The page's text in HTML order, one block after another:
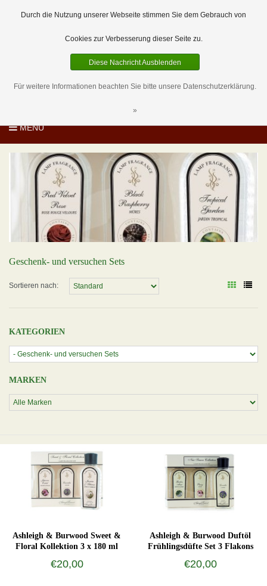
0 Artikel
DE
EUR
MENU
Geschenk- und versuchen Sets
Sortieren nach:
KATEGORIEN
MARKEN
Ashleigh & Burwood Sweet &
Floral Kollektion 3 x 180 ml
€20,00
Ashleigh & Burwood Duftöl
Frühlingsdüfte Set 3 Flakons
€20,00
Durch die Nutzung unserer Webseite stimmen Sie dem Gebrauch von
Cookies zur Verbesserung dieser Seite zu.
Diese Nachricht Ausblenden
Für weitere Informationen beachten Sie bitte unsere Datenschutzerklärung.
»